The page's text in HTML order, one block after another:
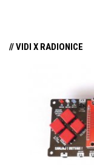
// VIDI X RADIONICE